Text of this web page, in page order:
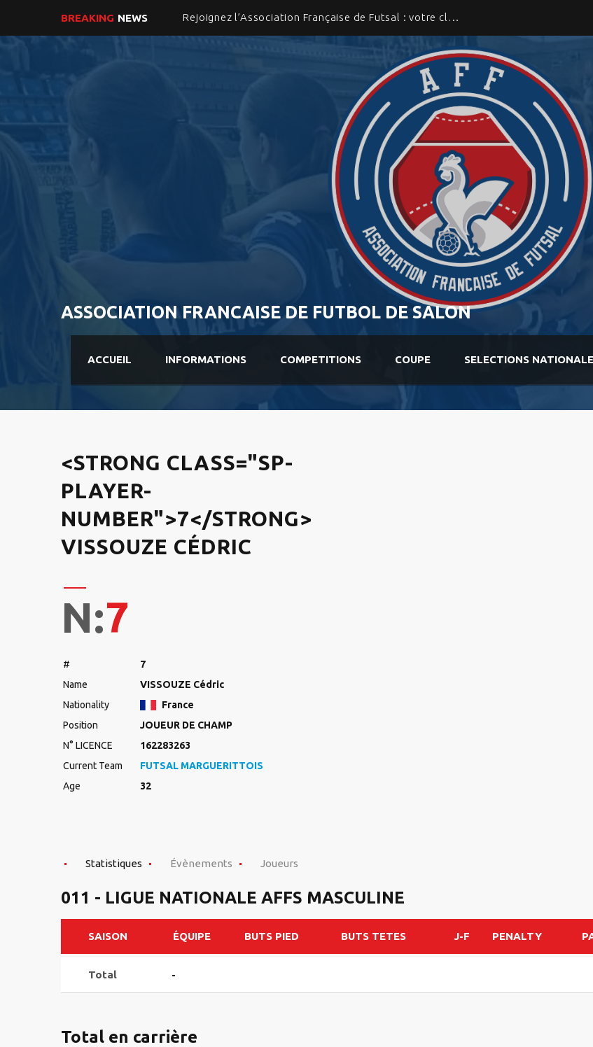
BREAKING NEWS Rejoignez l’Association Française de Futsal : votre club a toute sa place
ASSOCIATION FRANCAISE DE FUTBOL DE SALON
ACCUEIL INFORMATIONS COMPETITIONS COUPE SELECTIONS
<STRONG CLASS="SP-
PLAYER-
NUMBER">7</STRONG>
VISSOUZE CÉDRIC
N:7
#
7
Name
VISSOUZE Cédric
Nationality
France
Position
JOUEUR DE CHAMP
N° LICENCE
162283263
Current Team
FUTSAL MARGUERITTOIS
Age
32
Statistiques Évènements Joueurs
011 - LIGUE NATIONALE AFFS MASCULINE
SAISON ÉQUIPE BUTS PIED BUTS TETES J-F PENALTY
Total -
Total en carrière